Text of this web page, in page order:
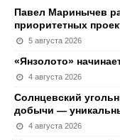
Павел Маринычев
приоритетных
5 августа 2026
«Янзолото»
4 августа 2026
Солнцевский
добычи —
4 августа 2026